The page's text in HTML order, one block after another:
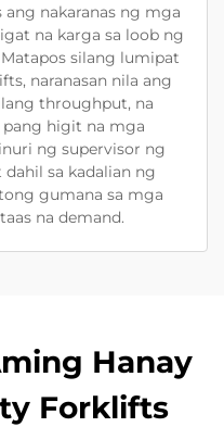
nakaranas ng mga
na karga sa loob ng
silang lumipat
naranasan nila ang
throughput, na
pang higit na mga
ng supervisor ng
sa kadalian ng
gumana sa mga
na demand.
Hanay
Forklifts